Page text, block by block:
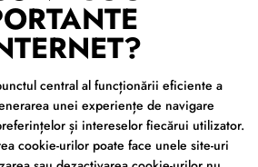
central al funcționării eficiente a
unei experiențe de navigare
și intereselor fiecărui utilizator.
cookie-urilor poate face unele site-uri